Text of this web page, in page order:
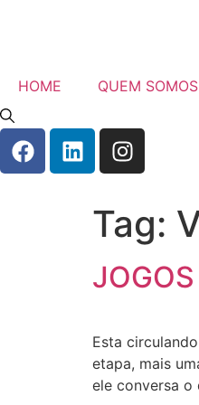
HOME QUEM SOMOS
Tag:
Esta
etapa, mais
ele conversa